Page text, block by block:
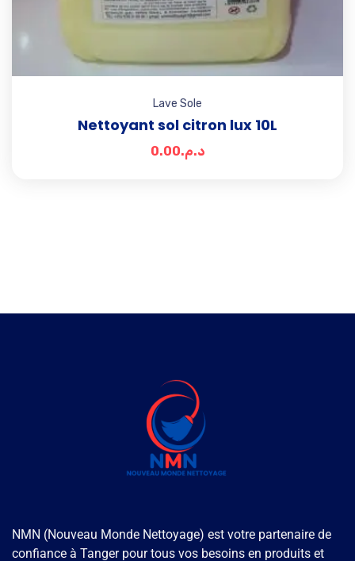
Lave Sole
Nettoyant sol citron lux 10L
د.م.0.00
NMN (Nouveau Monde Nettoyage) est votre partenaire de
confiance à Tanger pour tous vos besoins en produits et